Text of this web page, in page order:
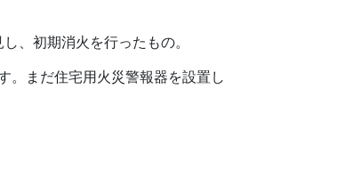
、初期消火を行ったもの。
。まだ住宅用火災警報器を設置し